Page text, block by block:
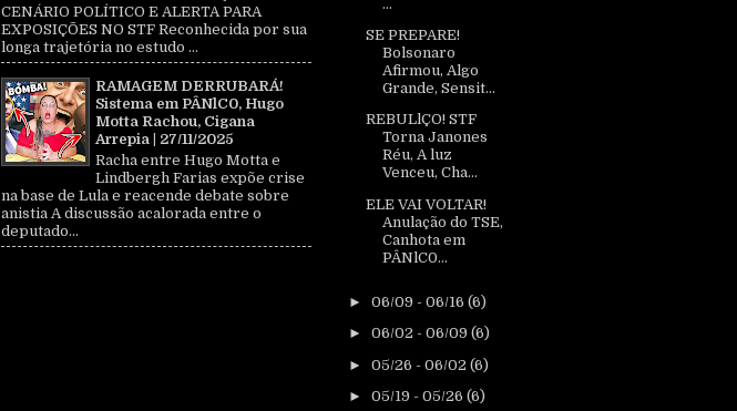
CENÁRIO POLÍTICO E ALERTA PARA
EXPOSIÇÕES NO STF Reconhecida por sua
longa trajetória no estudo ...
RAMAGEM DERRUBARÁ!
Sistema em PÂNlC0, Hugo
Motta Rachou, Cigana
Arrepia | 27/11/2025
Racha entre Hugo Motta e
Lindbergh Farias expõe crise
na base de Lula e reacende debate sobre
anistia A discussão acalorada entre o
deputado...
...
SE PREPARE!
Bolsonaro
Afirmou, Algo
Grande, Sensit...
REBULlÇO! STF
Torna Janones
Réu, A luz
Venceu, Cha...
ELE VAI VOLTAR!
Anulação do TSE,
Canhota em
PÂNlC0...
► 06/09 - 06/16 (6)
► 06/02 - 06/09 (6)
► 05/26 - 06/02 (6)
► 05/19 - 05/26 (6)